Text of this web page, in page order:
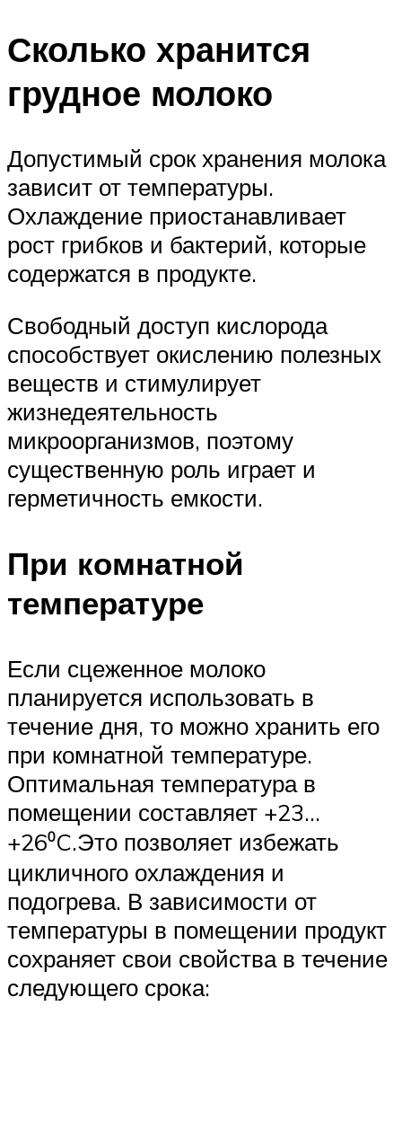
Сколько хранится
грудное молоко
Допустимый срок хранения молока
зависит от температуры.
Охлаждение приостанавливает
рост грибков и бактерий, которые
содержатся в продукте.
Свободный доступ кислорода
способствует окислению полезных
веществ и стимулирует
жизнедеятельность
микроорганизмов, поэтому
существенную роль играет и
герметичность емкости.
При комнатной
температуре
Если сцеженное молоко
планируется использовать в
течение дня, то можно хранить его
при комнатной температуре.
Оптимальная температура в
помещении составляет +23…
+26⁰C.Это позволяет избежать
цикличного охлаждения и
подогрева. В зависимости от
температуры в помещении продукт
сохраняет свои свойства в течение
следующего срока: